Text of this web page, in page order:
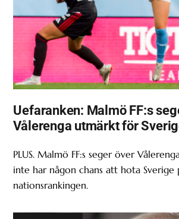
Uefaranken: Malmö FF:s
Vålerenga utmärkt för
PLUS. Malmö FF:s seger över
inte har någon chans att hota Sverige
nationsrankingen.